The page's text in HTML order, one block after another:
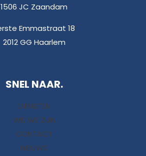
1506 JC Zaandam
Emmastraat 18
2012 GG Haarlem
SNEL NAAR.
DIENSTEN
WIE WE ZIJN
CONTACT
NIEUWS